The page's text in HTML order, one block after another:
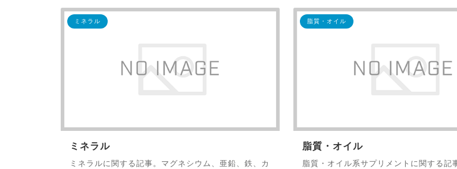
ミネラル
ミネラル
ミネラルに関する記事。マグネシウム、亜鉛、鉄、カ
脂質・オイル
脂質・オイル
脂質・オイル系サプリメントに関する記